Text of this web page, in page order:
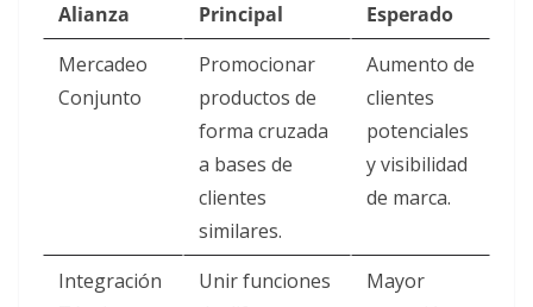
Alianza
Principal
Esperado
Mercadeo
Conjunto
Promocionar
productos de
forma cruzada
a bases de
clientes
similares.
Aumento de
clientes
potenciales
y visibilidad
de marca.
Integración
Unir funciones
Mayor